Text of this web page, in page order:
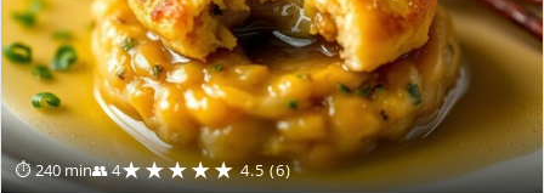
⏱ 240 min👥 4★★★★★ 4.5 (6)